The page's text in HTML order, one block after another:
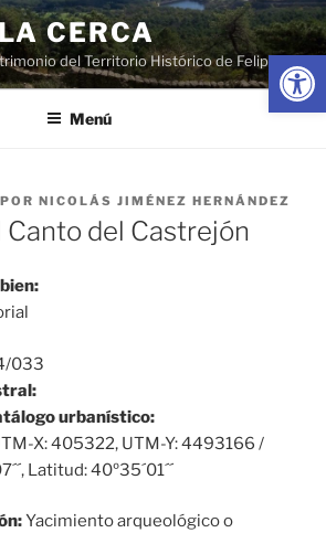
Abrir
CERCA
del Territorio Histórico de Felipe II
Menú
POR NICOLÁS JIMÉNEZ HERNÁNDEZ
Canto del Castrejón
033
urbanístico:
X: 405322, UTM-Y: 4493166 /
Latitud: 40º35´01´´
Yacimiento arqueológico o